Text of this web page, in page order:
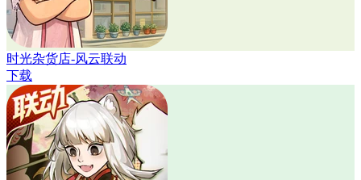
时光杂货店-风云联动
下载